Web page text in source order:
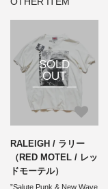
SOLD
OUT
RALEIGH / ラリー
（RED MOTEL / レッ
ドモーテル）
”Salute Punk & New Wave